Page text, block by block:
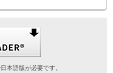
本語版が必要です。